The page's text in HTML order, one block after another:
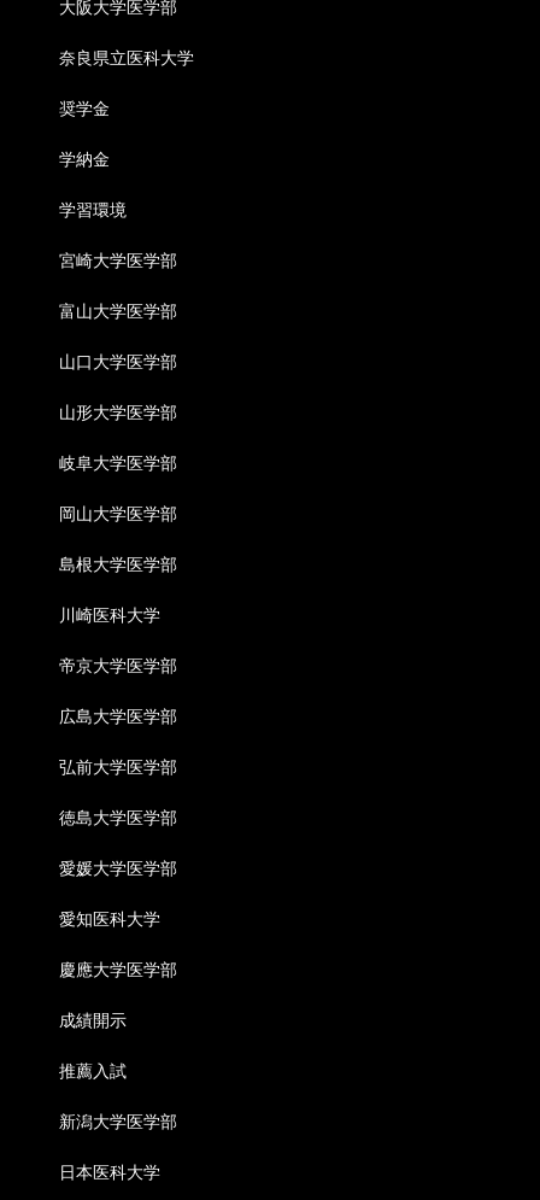
大阪大学医学部
奈良県立医科大学
奨学金
学納金
学習環境
宮崎大学医学部
富山大学医学部
山口大学医学部
山形大学医学部
岐阜大学医学部
岡山大学医学部
島根大学医学部
川崎医科大学
帝京大学医学部
広島大学医学部
弘前大学医学部
徳島大学医学部
愛媛大学医学部
愛知医科大学
慶應大学医学部
成績開示
推薦入試
新潟大学医学部
日本医科大学